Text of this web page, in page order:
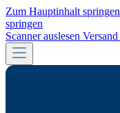
Zum Hauptinhalt springen
springen
Scanner auslesen Versand